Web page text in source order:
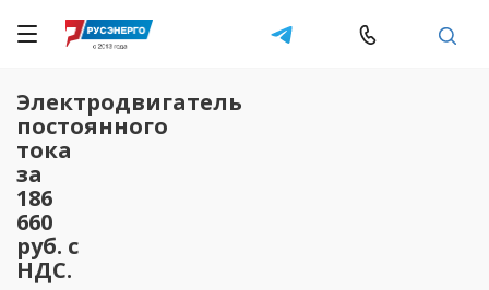
Электродвигатель
постоянного
тока
за
186
660
руб. с
НДС.